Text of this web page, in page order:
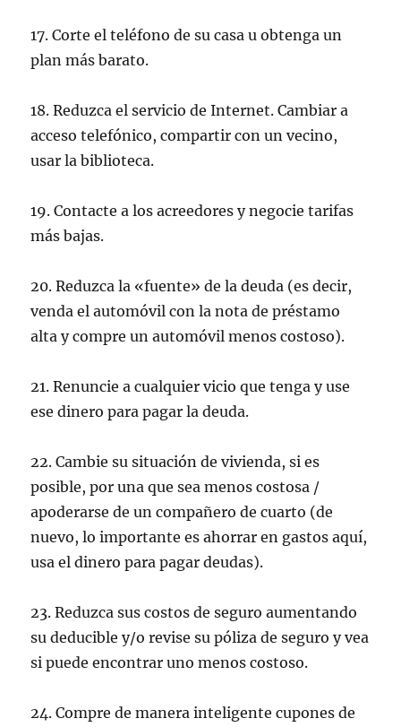
17. Corte el teléfono de su casa u obtenga un
plan más barato.
18. Reduzca el servicio de Internet. Cambiar a
acceso telefónico, compartir con un vecino,
usar la biblioteca.
19. Contacte a los acreedores y negocie tarifas
más bajas.
20. Reduzca la «fuente» de la deuda (es decir,
venda el automóvil con la nota de préstamo
alta ycompre un automóvil menos costoso).
21. Renuncie a cualquier vicio que tenga y use
ese dinero para pagar la deuda.
22. Cambie su situación de vivienda, si es
posible, por una que sea menos costosa /
apoderarse de un compañero de cuarto (de
nuevo, lo importante es ahorrar en gastos aquí,
usa el dinero para pagar deudas).
23.Reduzca sus costos de seguro aumentando
su deducible y/o revise su póliza de seguro y vea
si puedeencontrar uno menos costoso.
24. Compre de manera inteligente cupones de